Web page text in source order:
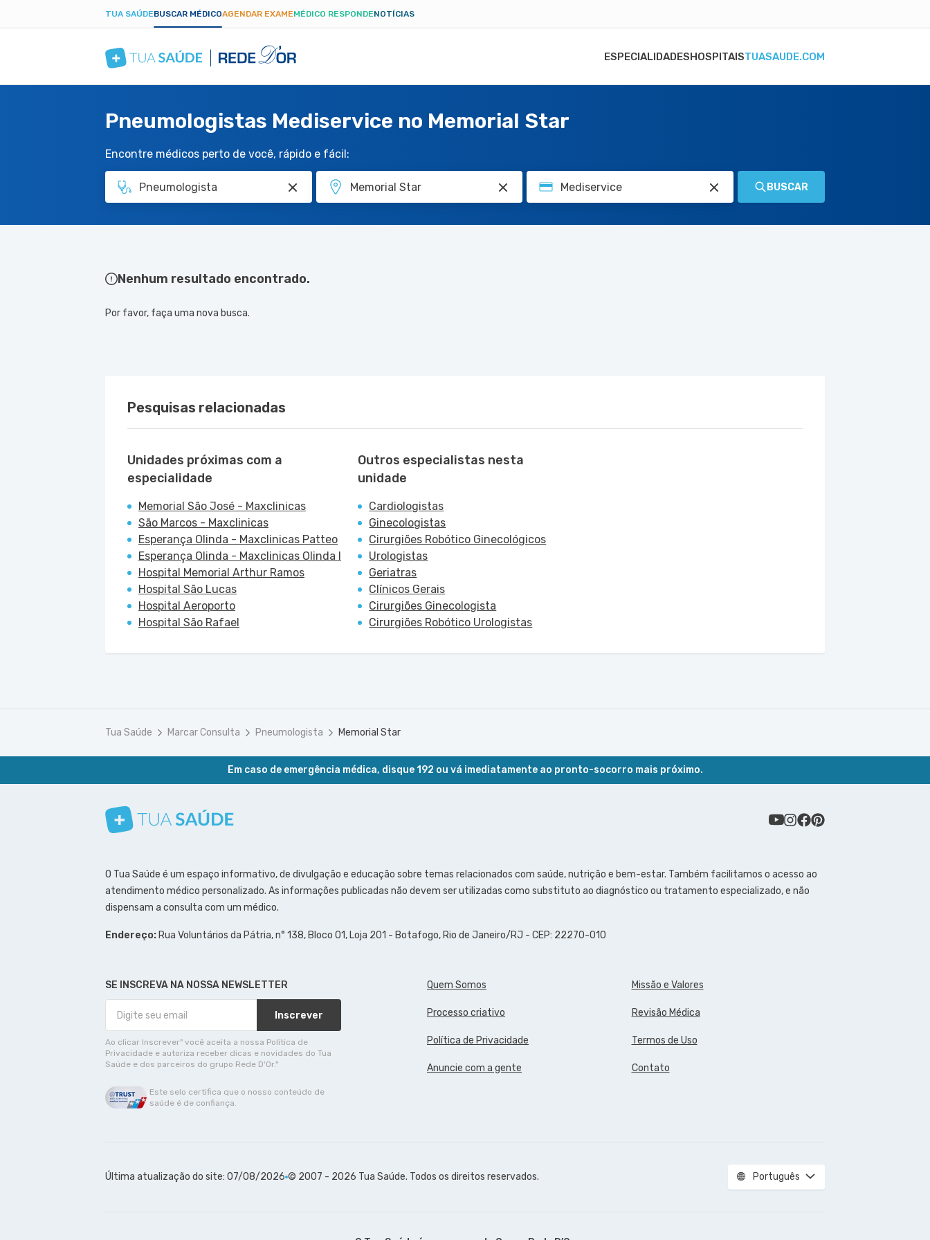
TUA SAÚDEBUSCAR MÉDICOAGENDAR EXAMEMÉDICO RESPONDENOTÍCIAS
ESPECIALIDADESHOSPITAISTUASAUDE.COM
Pneumologistas Mediservice no Memorial Star
Encontre médicos perto de você, rápido e fácil:
BUSCAR
Nenhum resultado encontrado.
Por favor, faça uma nova busca.
Pesquisas relacionadas
Unidades próximas com a
especialidade
Memorial São José - Maxclinicas
São Marcos - Maxclinicas
Esperança Olinda - Maxclinicas Patteo
Esperança Olinda - Maxclinicas Olinda I
Hospital Memorial Arthur Ramos
Hospital São Lucas
Hospital Aeroporto
Hospital São Rafael
Outros especialistas nesta
unidade
Cardiologistas
Ginecologistas
Cirurgiões Robótico Ginecológicos
Urologistas
Geriatras
Clínicos Gerais
Cirurgiões Ginecologista
Cirurgiões Robótico Urologistas
Tua Saúde Marcar Consulta Pneumologista Memorial Star
Em caso de emergência médica, disque 192 ou vá imediatamente ao pronto-socorro mais próximo.
Conheça nosso canal
Siga a gente no Instagram
Siga a gente no Facebook
Siga a gente no Pinterest
O Tua Saúde é um espaço informativo, de divulgação e educação sobre temas relacionados com saúde, nutrição e bem-estar. Também facilitamos o acesso ao
atendimento médico personalizado. As informações publicadas não devem ser utilizadas como substituto ao diagnóstico ou tratamento especializado, e não
dispensam a consulta com um médico.
Endereço: Rua Voluntários da Pátria, n° 138, Bloco 01, Loja 201 - Botafogo, Rio de Janeiro/RJ - CEP: 22270-010
SE INSCREVA NA NOSSA NEWSLETTER
Inscrever
Ao clicar Inscrever" você aceita a nossa Política de
Privacidade e autoriza receber dicas e novidades do Tua
Saúde e dos parceiros do grupo Rede D'Or."
Quem Somos Missão e Valores
Processo criativo Revisão Médica
Política de Privacidade Termos de Uso
Anuncie com a gente Contato
Este selo certifica que o nosso conteúdo de
saúde é de confiança.
Última atualização do site: 07/08/2026 © 2007 - 2026 Tua Saúde. Todos os direitos reservados. Português